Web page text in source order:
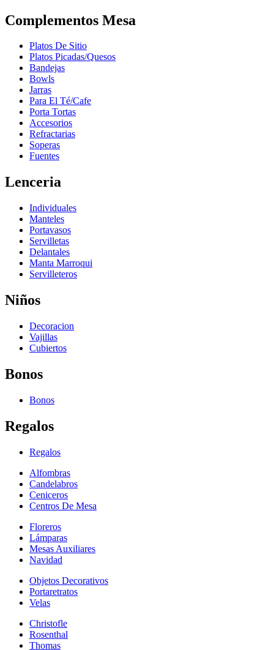
Complementos Mesa
Platos De Sitio
Platos Picadas/Quesos
Bandejas
Bowls
Jarras
Para El Té/Cafe
Porta Tortas
Accesorios
Refractarias
Soperas
Fuentes
Lenceria
Individuales
Manteles
Portavasos
Servilletas
Delantales
Manta Marroqui
Servilleteros
Niños
Decoracion
Vajillas
Cubiertos
Bonos
Bonos
Regalos
Regalos
Alfombras
Candelabros
Ceniceros
Centros De Mesa
Floreros
Lámparas
Mesas Auxiliares
Navidad
Objetos Decorativos
Portaretratos
Velas
Christofle
Rosenthal
Thomas